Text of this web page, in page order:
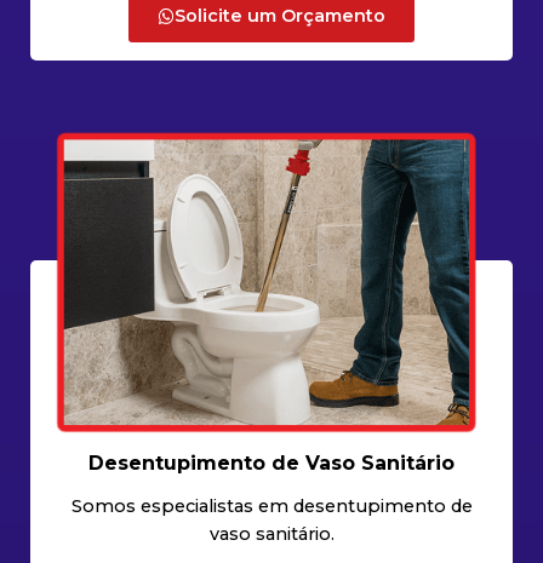
Solicite um Orçamento
Desentupimento de Vaso Sanitário
Somos especialistas em desentupimento de
vaso sanitário.